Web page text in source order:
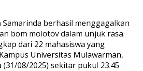
Samarinda berhasil menggagalkan
bom molotov dalam unjuk rasa.
dari 22 mahasiswa yang
Universitas Mulawarman,
08/2025) sekitar pukul 23.45